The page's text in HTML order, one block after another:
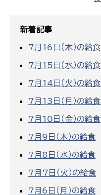
新着記事
7月16日（木）の給食
7月15日（水）の給食
7月14日（火）の給食
7月13日（月）の給食
7月10日（金）の給食
7月9日（木）の給食
7月8日（水）の給食
7月7日（火）の給食
7月6日（月）の給食